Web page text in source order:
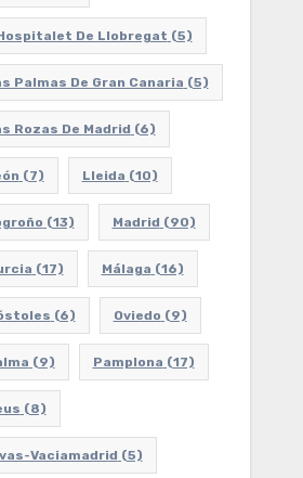
De Llobregat (5)
Palmas De Gran Canaria (5)
Rozas De Madrid (6)
(7) Lleida (10)
(13) Madrid (90)
(17) Málaga (16)
(6) Oviedo (9)
(9) Pamplona (17)
(8)
Vaciamadrid (5)